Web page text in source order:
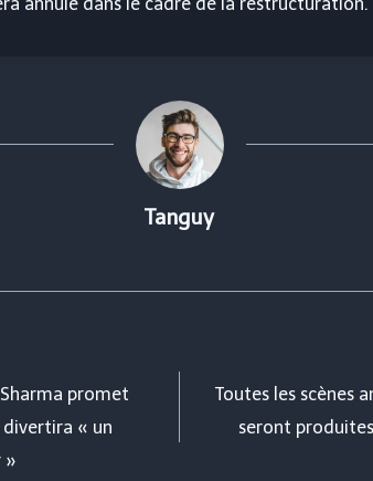
Tanguy
promet
divertira « un
»
Toutes les scènes
seront